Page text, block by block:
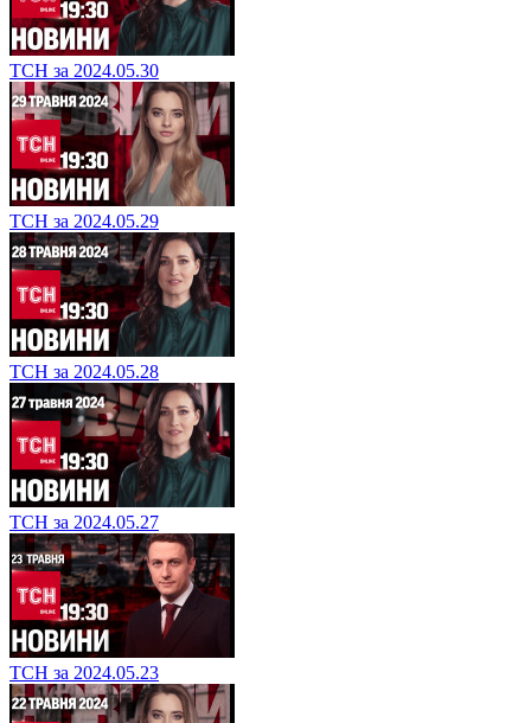
ТСН за 2024.05.30
ТСН за 2024.05.29
ТСН за 2024.05.28
ТСН за 2024.05.27
ТСН за 2024.05.23